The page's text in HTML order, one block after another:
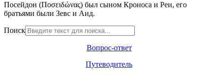
Посейдон (Ποσειδώνας) был сыном Кроноса и Реи, его
братьями были Зевс и Аид.
Поиск
Вопрос-ответ
Путеводитель